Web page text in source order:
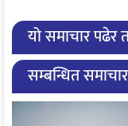
यो समाचार पढेर
सम्बन्धित समाचार